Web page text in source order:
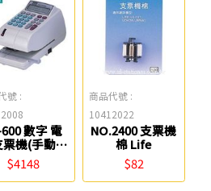
號 :
數字 電
機(手動夾
紙) Life
$4148
商品代號 :
10412022
NO.2400 支票機
棉 Life
$82